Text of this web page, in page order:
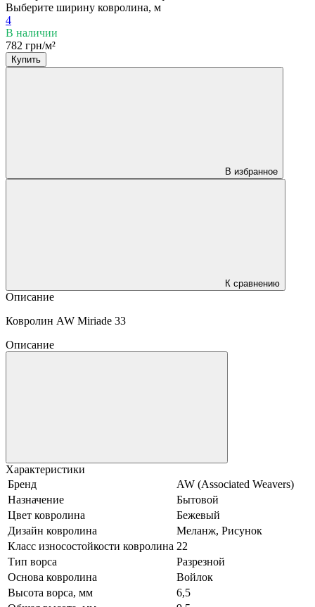
Выберите ширину ковролина, м
4
В наличии
782 грн/м²
Купить
В избранное
К сравнению
Описание
Ковролин AW Miriade 33
Описание
Характеристики
Бренд
AW (Associated Weavers)
Назначение
Бытовой
Цвет ковролина
Бежевый
Дизайн ковролина
Меланж, Рисунок
Класс износостойкости ковролина 22
Тип ворса
Разрезной
Основа ковролина
Войлок
Высота ворса, мм
6,5